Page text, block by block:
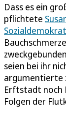
Dass es ein
pflichtete
seien bei ihr
argumentierte
Erftstadt noch
Folgen der